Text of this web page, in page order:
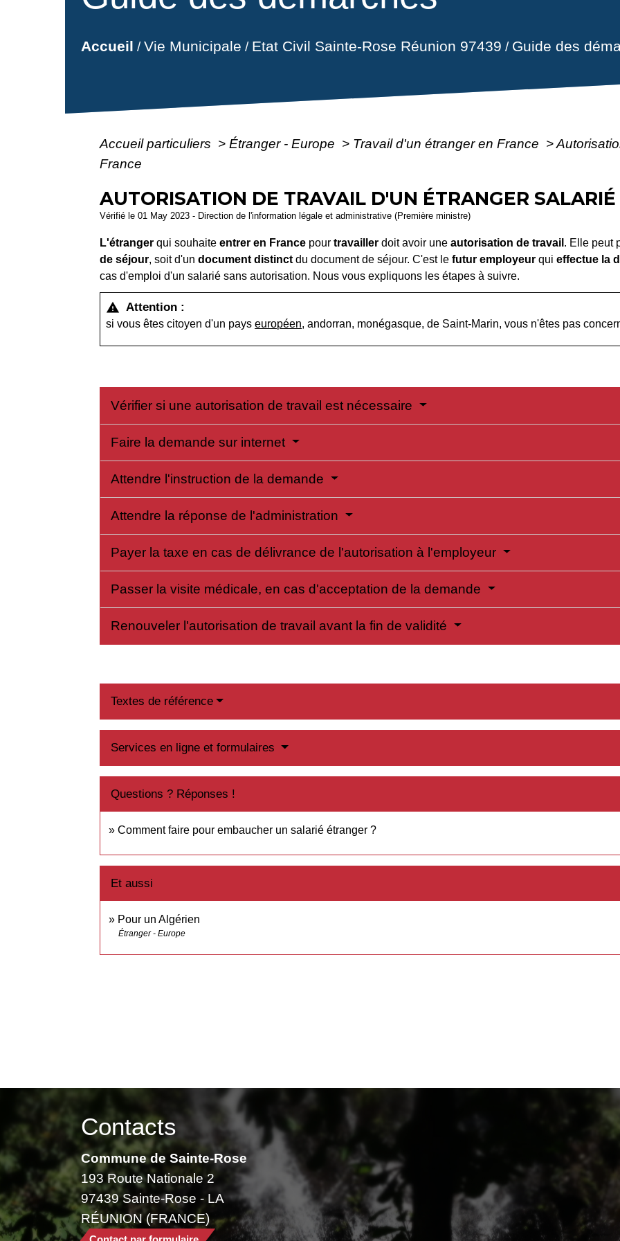
Accueil /Vie Municipale / Etat Civil Sainte-Rose Réunion 97439 / Guide des
Accueil particuliers > Étranger - Europe > Travail d'un étranger en France >
France
AUTORISATION DE TRAVAIL D'UN ÉTRANGER
Vérifié le 01 May 2023 - Direction de l'information légale et administrative (Première ministre)
L'étranger qui souhaiteentrer en France pourtravailler doit avoir uneautorisation de travail . Elle peut
de séjour, soit d'undocument distinct du document de séjour. C'est lefutur employeur quieffectue la
cas d'emploi d'un salarié sans autorisation. Nous vous expliquons les étapes à suivre.
warning Attention :
si vous êtes citoyen d'un payseuropéen, andorran, monégasque, de Saint-Marin, vous n'êtes pas
Vérifier si une autorisation de travail est nécessaire
Faire la demande sur internet
Attendre l'instruction de la demande
Attendre la réponse de l'administration
Payer la taxe en cas de délivrance de l'autorisation à l'employeur
Passer la visite médicale, en cas d'acceptation de la demande
Renouveler l'autorisation de travail avant la fin de validité
Textes de référence
Services en ligne et formulaires
Questions ? Réponses !
Comment faire pour embaucher un salarié étranger ?
Et aussi
Pour un Algérien
Étranger - Europe
Contacts
Commune de Sainte-Rose
193 Route Nationale 2
97439 Sainte-Rose - LA
RÉUNION (FRANCE)